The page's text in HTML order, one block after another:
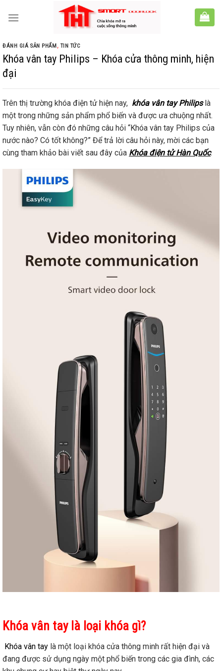
ĐÁNH GIÁ SẢN PHẨM, TIN TỨC
Khóa vân tay Philips – Khóa cửa thông minh, hiện
đại
Trên thị trường khóa điện tử hiện nay, khóa vân tay Philipslà
một trong những sản phẩm phổ biến và được ưa chuộng nhất.
Tuy nhiên, vẫn còn đó những câu hỏi “Khóa vân tay Philips của
nước nào? Có tốt không?” Để trả lời câu hỏi này, mời các bạn
cùng tham khảo bài viết sau đây của Khóa điện tử Hàn Quốc.
Khóa vân tay là loại khóa gì?
Khóa vân tay là một loại khóa cửa thông minh rất hiện đại và
đang được sử dụng ngày một phổ biến trong các gia đình, các